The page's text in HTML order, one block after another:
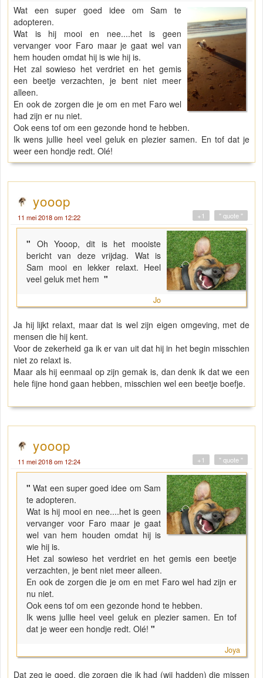
Wat een super goed idee om Sam te
adopteren.
Wat is hij mooi en nee....het is geen
vervanger voor Faro maar je gaat wel van
hem houden omdat hij is wie hij is.
Het zal sowieso het verdriet en het gemis
een beetje verzachten, je bent niet meer
alleen.
En ook de zorgen die je om en met Faro wel
had zijn er nu niet.
Ook eens tof om een gezonde hond te hebben.
Ik wens jullie heel veel geluk en plezier samen. En tof dat je
weer een hondje redt. Olé!
yooop
11 mei 2018 om 12:22 " quote "
+1
" Oh Yooop, dit is het mooiste
bericht van deze vrijdag. Wat is
Sam mooi en lekker relaxt. Heel
veel geluk met hem "
Jo
Ja hij lijkt relaxt, maar dat is wel zijn eigen omgeving, met de
mensen die hij kent.
Voor de zekerheid ga ik er van uit dat hij in het begin misschien
niet zo relaxt is.
Maar als hij eenmaal op zijn gemak is, dan denk ik dat we een
hele fijne hond gaan hebben, misschien wel een beetje boefje.
yooop
11 mei 2018 om 12:24 " quote "
+1
"Wat een super goed idee om Sam
te adopteren.
Wat is hij mooi en nee....het is geen
vervanger voor Faro maar je gaat
wel van hem houden omdat hij is
wie hij is.
Het zal sowieso het verdriet en het gemis een beetje
verzachten, je bent niet meer alleen.
En ook de zorgen die je om en met Faro wel had zijn er
nu niet.
Ook eens tof om een gezonde hond te hebben.
Ik wens jullie heel veel geluk en plezier samen. En tof
dat je weer een hondje redt. Olé! "
Joya
Dat zeg je goed, die zorgen die ik had (wij hadden) die missen